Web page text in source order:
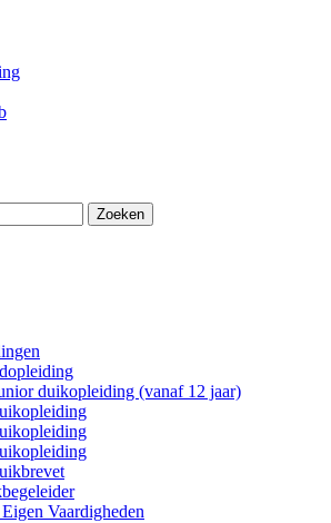
duikopleiding (vanaf 12 jaar)
Vaardigheden